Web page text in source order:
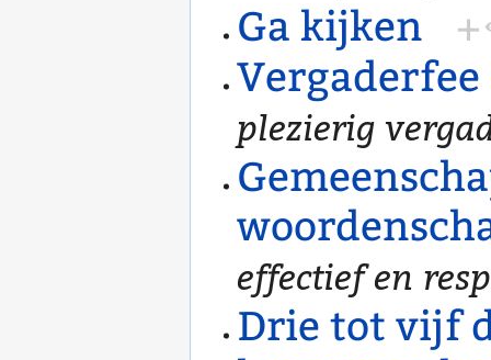
Ga kijken
+
Vergaderfee
plezierig
effectief en
Drie tot vijf